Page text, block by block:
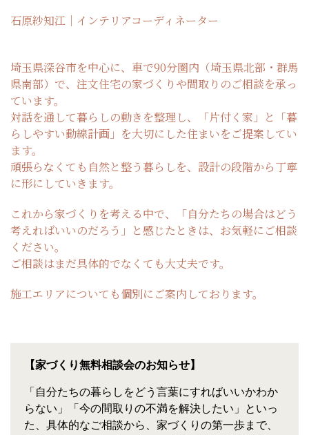
石原紗知江｜インテリアコーディネーター
埼玉県深谷市を中心に、車で90分圏内（埼玉県北部・群馬
県南部）で、注文住宅の家づくりや間取りのご相談を承っ
ています。
対話を通して暮らしの動きを整理し、「片付く家」と「暮
らしやすい動線計画」を大切にした住まいをご提案してい
ます。
頑張らなくても自然と整う暮らしを、設計の段階から丁寧
に形にしていきます。
これから家づくりを考える中で、「自分たちの場合はどう
考えればいいのだろう」と感じたときは、お気軽にご相談
ください。
ご相談はまだ具体的でなくても大丈夫です。
施工エリアについても個別にご案内しております。
【家づくり無料相談会のお知らせ】
「自分たちの暮らしをどう言葉にすればいいかわか
らない」「今の間取りの不満を解決したい」といっ
た、具体的なご相談から、家づくりの第一歩まで、